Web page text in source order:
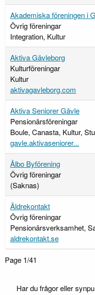
Akademiska föreningen i
Övrig föreningar
Integration, Kultur
Aktiva Gävleborg
Kulturföreningar
Kultur
aktivagavleborg.com
Aktiva Seniorer Gävle
Pensionärsföreningar
Boule, Canasta, Kultur,
gavle.aktivaseniorer...
Ålbo Byförening
Övrig föreningar
(Saknas)
Äldrekontakt
Övrig föreningar
Pensionärsverksamhet,
aldrekontakt.se
Page 1/41
Har du frågor eller